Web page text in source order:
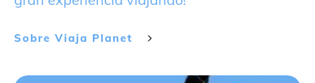
Sobre Viaja Planet